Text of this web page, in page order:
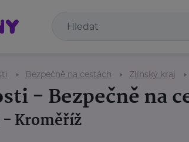
Bezpečně na cestách Zlínský kraj
- Bezpečně na
Kroměříž